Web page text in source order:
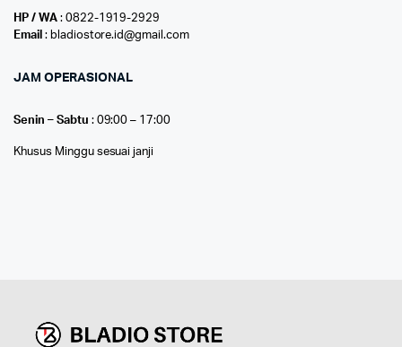
HP / WA: 0822-1919-2929
Email : bladiostore.id@gmail.com
JAM OPERASIONAL
Senin – Sabtu : 09:00 – 17:00
Khusus Minggu sesuai janji